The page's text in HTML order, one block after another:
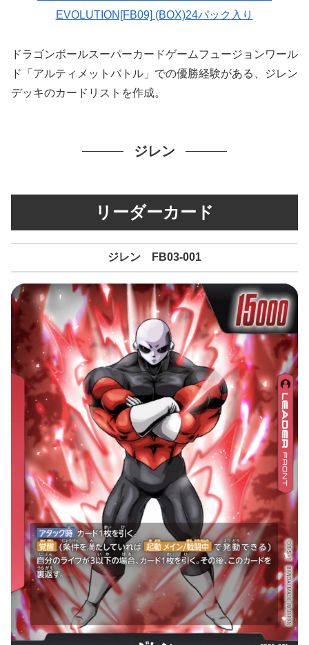
EVOLUTION[FB09] (BOX)24パック入り
ドラゴンボールスーパーカードゲームフュージョンワール
ド「アルティメットバトル」での優勝経験がある、ジレン
デッキのカードリストを作成。
ジレン
リーダーカード
ジレン FB03-001